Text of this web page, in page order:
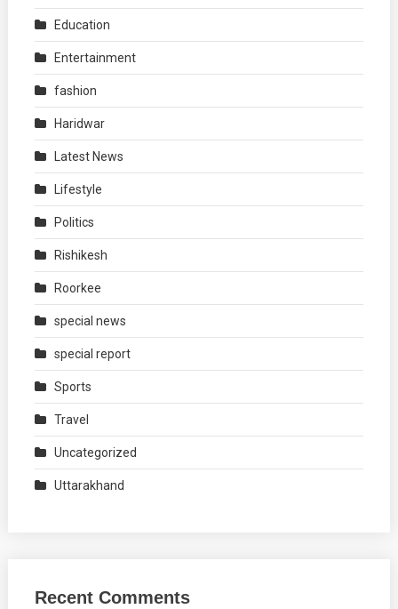
Education
Entertainment
fashion
Haridwar
Latest News
Lifestyle
Politics
Rishikesh
Roorkee
special news
special report
Sports
Travel
Uncategorized
Uttarakhand
Recent Comments